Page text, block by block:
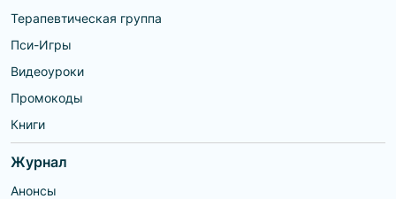
Терапевтическая группа
Пси-Игры
Видеоуроки
Промокоды
Книги
Журнал
Анонсы